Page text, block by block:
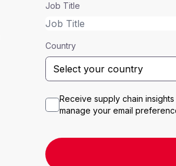
Job Title
Country
Receive supply chain
manage your email